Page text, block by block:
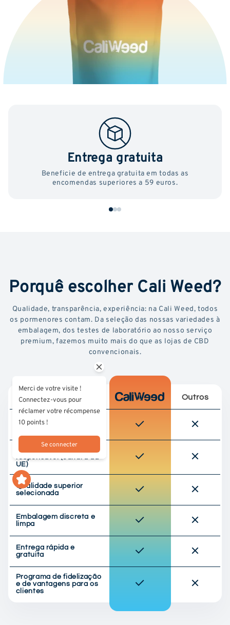
Entrega gratuita
Beneficie de entrega gratuita em todas as
encomendas superiores a 59 euros.
Porquê escolher Cali Weed?
Qualidade, transparência, experiência: na Cali Weed, todos
os pormenores contam. Da seleção das nossas variedades à
embalagem, dos testes de laboratório ao nosso serviço
premium, fazemos muito mais do que as lojas de CBD
convencionais.
Outros
Testado em laboratório
por terceiros
Aprovisionamento
responsável (cultura da
UE)
Qualidade superior
selecionada
Embalagem discreta e
limpa
Entrega rápida e
gratuita
Programa de fidelização
e de vantagens para os
clientes
Merci de votre visite !
Connectez-vous pour
réclamer votre récompense
10 points !
Se connecter